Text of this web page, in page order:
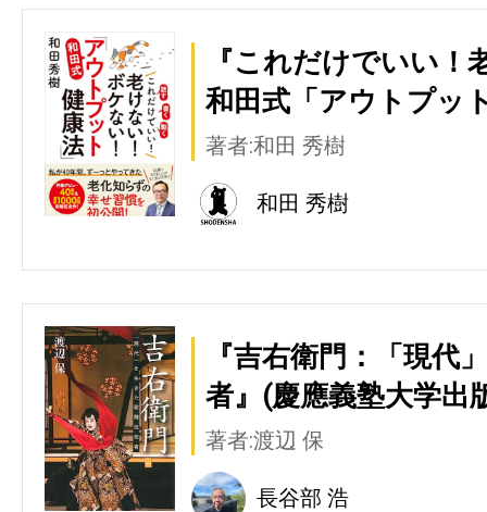
『これだけでいい
和田式「アウトプッ
著者:和田 秀樹
和田 秀樹
『吉右衛門：「現代
者』(慶應義塾大学出
著者:渡辺 保
長谷部 浩